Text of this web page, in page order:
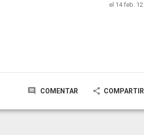
el 14 feb. 12
COMENTAR COMPARTIR